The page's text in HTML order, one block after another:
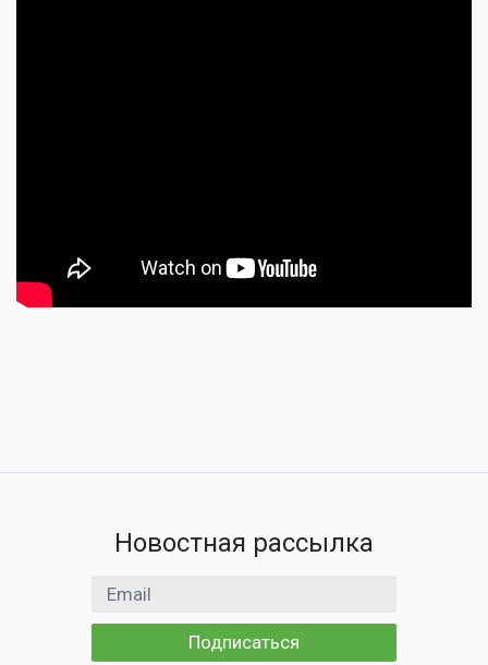
Новостная рассылка
Email адрес
Подписаться